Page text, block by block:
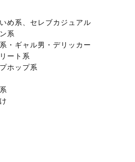
め系、セレブカジュアル
系
・ギャル男・デリッカー
ート系
ホップ系